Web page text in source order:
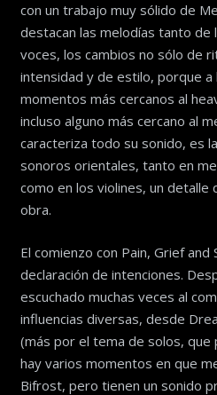
con un trabajo muy sólido de
destacan las melodías tanto de
voces, los cambios no sólo de
intensidad y de estilo, porque a
momentos más cercanos al
incluso alguno más cercano al
caracteriza todo su sonido, es
sonoros orientales, tanto en
como en los violines, un detalle
obra.
El comienzo con Pain, Grief
declaración de intenciones.
escuchado muchas veces al
influencias diversas, desde
(más por el tema de solos, que
hay varios momentos en que
Bifrost, pero tienen un sonido